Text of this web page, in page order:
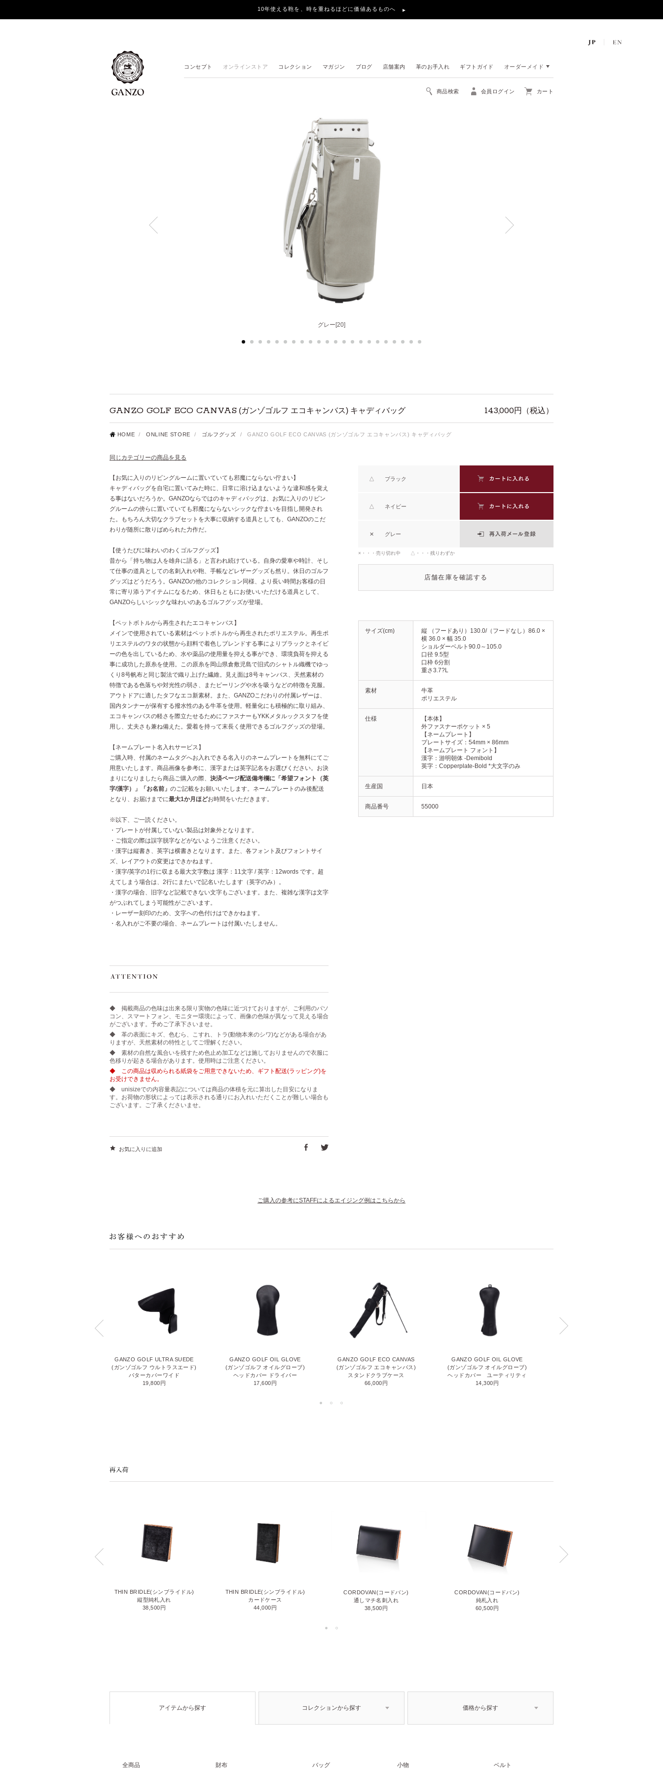
10年使える鞄を、時を重ねるほどに価値あるものへ
コンセプト オンラインストア コレクション マガジン ブログ 店舗案内 革のお手入れ ギフトガイド オーダーメイド
商品検索 会員ログイン カート
グレー[20]
ブラック[10]
GANZO GOLF ECO CANVAS (ガンゾゴルフ エコキャンバス) キャディバッグ 143,000円（税込）
HOME / ONLINE STORE / ゴルフグッズ / GANZO GOLF ECO CANVAS (ガンゾゴルフ エコキャンバス) キャディバッグ
同じカテゴリーの商品を見る
【お気に入りのリビングルームに置いていても邪魔にならない佇まい】
キャディバッグを自宅に置いてみた時に、日常に溶け込まないような違和感を覚え
る事はないだろうか。GANZOならではのキャディバッグは、お気に入りのリビン
グルームの傍らに置いていても邪魔にならないシックな佇まいを目指し開発され
た。もちろん大切なクラブセットを大事に収納する道具としても、GANZOのこだ
わりが随所に散りばめられた力作だ。
【使うたびに味わいのわくゴルフグッズ】
昔から「持ち物は人を雄弁に語る」と言われ続けている。自身の愛車や時計、そし
て仕事の道具としての名刺入れや鞄、手帳などレザーグッズも然り。休日のゴルフ
グッズはどうだろう。GANZOの他のコレクション同様、より長い時間お客様の日
常に寄り添うアイテムになるため、休日もともにお使いいただける道具として、
GANZOらしいシックな味わいのあるゴルフグッズが登場。
【ペットボトルから再生されたエコキャンバス】
メインで使用されている素材はペットボトルから再生されたポリエステル。再生ポ
リエステルのワタの状態から顔料で着色しブレンドする事によりブラックとネイビ
ーの色を出しているため、水や薬品の使用量を抑える事ができ、環境負荷を抑える
事に成功した原糸を使用。この原糸を岡山県倉敷児島で旧式のシャトル織機でゆっ
くり8号帆布と同じ製法で織り上げた繊維。見え面は8号キャンバス、天然素材の
特徴である色落ちや対光性の弱さ、またピーリングや水を吸うなどの特徴を克服。
アウトドアに適したタフなエコ新素材。また、GANZOこだわりの付属レザーは、
国内タンナーが保有する撥水性のある牛革を使用。軽量化にも積極的に取り組み、
エコキャンバスの軽さを際立たせるためにファスナーもYKKメタルックスタフを使
用し、丈夫さも兼ね備えた。愛着を持って末長く使用できるゴルフグッズの登場。
【ネームプレート名入れサービス】
ご購入時、付属のネームタグへお入れできる名入りのネームプレートを無料にてご
用意いたします。商品画像を参考に、漢字または英字記名をお選びください。お決
まりになりましたら商品ご購入の際、 決済ページ配送備考欄に「希望フォント（英
字/漢字）」「お名前」 のご記載をお願いいたします。ネームプレートのみ後配送
となり、お届けまでに最大1か月ほどお時間をいただきます。
※以下、ご一読ください。
・プレートが付属していない製品は対象外となります。
・ご指定の際は誤字脱字などがないようご注意ください。
・漢字は縦書き、英字は横書きとなります。また、各フォント及びフォントサイ
ズ、レイアウトの変更はできかねます。
・漢字/英字の1行に収まる最大文字数は 漢字：11文字 / 英字：12words です。超
えてしまう場合は、2行にまたいで記名いたします（英字のみ）。
・漢字の場合、旧字など記載できない文字もございます。また、複雑な漢字は文字
がつぶれてしまう可能性がございます。
・レーザー刻印のため、文字への色付けはできかねます。
・名入れがご不要の場合、ネームプレートは付属いたしません。
◆ 掲載商品の色味は出来る限り実物の色味に近づけておりますが、ご利用のパソ
コン、スマートフォン、モニター環境によって、画像の色味が異なって見える場合
がございます。予めご了承下さいませ。
◆ 革の表面にキズ、色むら、こすれ、トラ(動物本来のシワ)などがある場合があ
りますが、天然素材の特性としてご理解ください。
◆ 素材の自然な風合いを残すため色止め加工などは施しておりませんので衣服に
色移りが起きる場合があります。使用時はご注意ください。
◆ この商品は収められる紙袋をご用意できないため、ギフト配送(ラッピング)を
お受けできません。
◆ unisizeでの内容量表記については商品の体積を元に算出した目安になりま
す。お荷物の形状によっては表示される通りにお入れいただくことが難しい場合も
ございます。ご了承くださいませ。
お気に入りに追加
△ ブラック
△ ネイビー
✕ グレー
×・・・売り切れ中 △・・・残りわずか
店舗在庫を確認する
サイズ(cm)
縦 （フードあり）130.0/（フードなし）86.0 ×
横 36.0 × 幅 35.0
ショルダーベルト90.0～105.0
口径 9.5型
口枠 6分割
重さ3.7?L
素材
牛革
ポリエステル
仕様
【本体】
外ファスナーポケット × 5
【ネームプレート】
プレートサイズ：54mm × 86mm
【ネームプレート フォント】
漢字：游明朝体 -Demibold
英字：Copperplate-Bold *大文字のみ
生産国 日本
商品番号 55000
ご購入の参考にSTAFFによるエイジング例はこちらから
GANZO GOLF ULTRA SUEDE
(ガンゾゴルフ ウルトラスエード)
パターカバーワイド
19,800円
GANZO GOLF OIL GLOVE
(ガンゾゴルフ オイルグローブ)
ヘッドカバー ドライバー
17,600円
GANZO GOLF ECO CANVAS
(ガンゾゴルフ エコキャンバス)
スタンドクラブケース
66,000円
GANZO GOLF OIL GLOVE
(ガンゾゴルフ オイルグローブ)
ヘッドカバー ユーティリティ
14,300円
THIN BRIDLE(シンブライドル)
縦型純札入れ
38,500円
THIN BRIDLE(シンブライドル)
カードケース
44,000円
CORDOVAN(コードバン)
通しマチ名刺入れ
38,500円
CORDOVAN(コードバン)
純札入れ
60,500円
アイテムから探す コレクションから探す 価格から探す
全商品 財布 バッグ 小物 ベルト